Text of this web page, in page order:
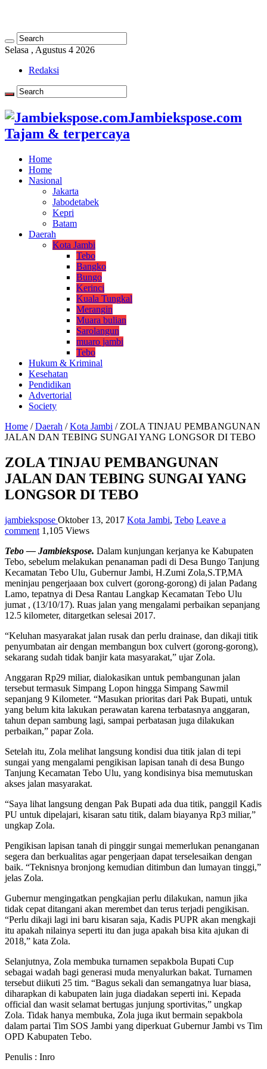
Selasa , Agustus 4 2026
Redaksi
Jambiekspose.com
Tajam & terpercaya
Home
Home
Nasional
Jakarta
Jabodetabek
Kepri
Batam
Daerah
Kota Jambi
Tebo
Bangko
Bungo
Kerinci
Kuala Tungkal
Merangin
Muara bulian
Sarolangun
muaro jambi
Tebo
Hukum & Kriminal
Kesehatan
Pendidikan
Advertorial
Society
Home / Daerah / Kota Jambi / ZOLA TINJAU PEMBANGUNAN
JALAN DAN TEBING SUNGAI YANG LONGSOR DI TEBO
ZOLA TINJAU PEMBANGUNAN
JALAN DAN TEBING SUNGAI YANG
LONGSOR DI TEBO
jambiekspose Oktober 13, 2017 Kota Jambi, Tebo Leave a
comment 1,105 Views
Tebo — Jambiekspose. Dalam kunjungan kerjanya ke Kabupaten
Tebo, sebelum melakukan penanaman padi di Desa Bungo Tanjung
Kecamatan Tebo Ulu, Gubernur Jambi, H.Zumi Zola,S.TP,MA
meninjau pengerjaaan box culvert (gorong-gorong) di jalan Padang
Lamo, tepatnya di Desa Rantau Langkap Kecamatan Tebo Ulu
jumat , (13/10/17). Ruas jalan yang mengalami perbaikan sepanjang
12.5 kilometer, ditargetkan selesai 2017.
“Keluhan masyarakat jalan rusak dan perlu drainase, dan dikaji titik
penyumbatan air dengan membangun box culvert (gorong-gorong),
sekarang sudah tidak banjir kata masyarakat,” ujar Zola.
Anggaran Rp29 miliar, dialokasikan untuk pembangunan jalan
tersebut termasuk Simpang Lopon hingga Simpang Sawmil
sepanjang 9 Kilometer. “Masukan prioritas dari Pak Bupati, untuk
yang belum kita lakukan perawatan karena terbatasnya anggaran,
tahun depan sambung lagi, sampai perbatasan juga dilakukan
perbaikan,” papar Zola.
Setelah itu, Zola melihat langsung kondisi dua titik jalan di tepi
sungai yang mengalami pengikisan lapisan tanah di desa Bungo
Tanjung Kecamatan Tebo Ulu, yang kondisinya bisa memutuskan
akses jalan masyarakat.
“Saya lihat langsung dengan Pak Bupati ada dua titik, panggil Kadis
PU untuk dipelajari, kisaran satu titik, dalam biayanya Rp3 miliar,”
ungkap Zola.
Pengikisan lapisan tanah di pinggir sungai memerlukan penanganan
segera dan berkualitas agar pengerjaan dapat terselesaikan dengan
baik. “Teknisnya bronjong kemudian ditimbun dan lumayan tinggi,”
jelas Zola.
Gubernur mengingatkan pengkajian perlu dilakukan, namun jika
tidak cepat ditangani akan merembet dan terus terjadi pengikisan.
“Perlu dikaji lagi ini baru kisaran saja, Kadis PUPR akan mengkaji
itu apakah nilainya seperti itu dan juga apakah bisa kita ajukan di
2018,” kata Zola.
Selanjutnya, Zola membuka turnamen sepakbola Bupati Cup
sebagai wadah bagi generasi muda menyalurkan bakat. Turnamen
tersebut diikuti 25 tim. “Bagus sekali dan semangatnya luar biasa,
diharapkan di kabupaten lain juga diadakan seperti ini. Kepada
official dan wasit selamat bertugas junjung sportivitas,” ungkap
Zola. Tidak hanya membuka, Zola juga ikut bermain sepakbola
dalam partai Tim SOS Jambi yang diperkuat Gubernur Jambi vs Tim
OPD Kabupaten Tebo.
Penulis : Inro